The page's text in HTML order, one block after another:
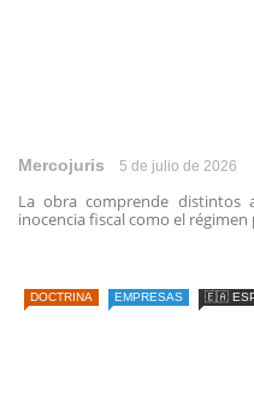
Mercojuris 5 de julio de 2026
La obra comprende distintos
inocencia fiscal como el
DOCTRINA EMPRESAS 🇪🇦